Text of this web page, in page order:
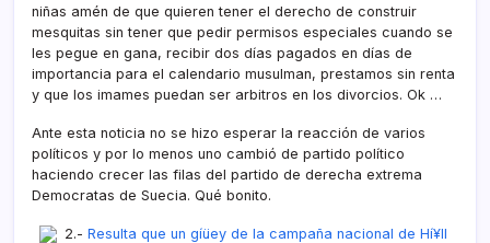
niñas amén de que quieren tener el derecho de construir
mesquitas sin tener que pedir permisos especiales cuando se
les pegue en gana, recibir dos dí­as pagados en dí­as de
importancia para el calendario musulman, prestamos sin renta
y que los imames puedan ser arbitros en los divorcios. Ok …
Ante esta noticia no se hizo esperar la reacción de varios
polí­ticos y por lo menos uno cambió de partido polí­tico
haciendo crecer las filas del partido de derecha extrema
Democratas de Suecia. Qué bonito.
2.- Resulta que un gíüey de la campaña nacional de Hí¥ll